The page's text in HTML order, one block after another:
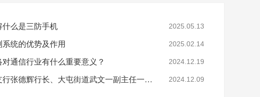
么是三防手机 2025.05.13
统的优势及作用 2025.02.14
通信行业有什么重要意义？ 2024.12.19
亚运村工行支行张德辉行长、大屯街道武文一副主任一行莅临酷鲨科技调研 2024.12.09